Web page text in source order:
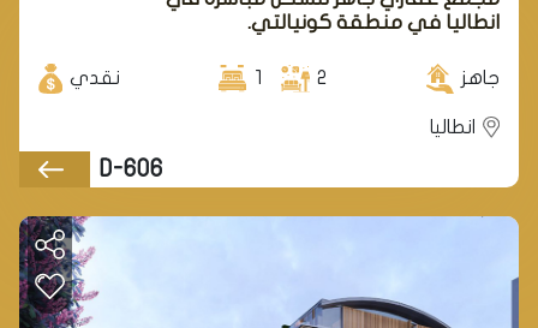
انطاليا في منطقة كونيالتي.
جاهز 2
1 نقدي
انطاليا
D-606